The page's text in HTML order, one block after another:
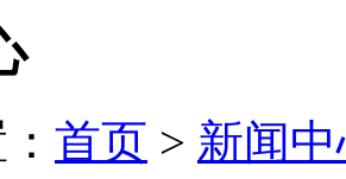
首页 > 新闻